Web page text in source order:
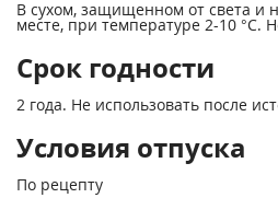
В сухом, защищенном от света и
месте, при температуре 2-10 °С.
Срок годности
2 года. Не использовать после
Условия отпуска
По рецепту